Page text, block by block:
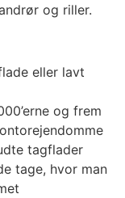
og riller.
eller lavt
og frem
tagflader
tage, hvor man